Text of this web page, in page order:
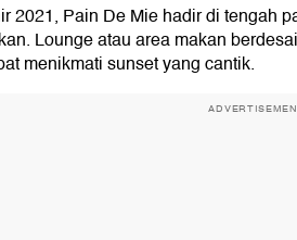
2021, Pain De Mie hadir di tengah
Lounge atau area makan
menikmati sunset yang cantik.